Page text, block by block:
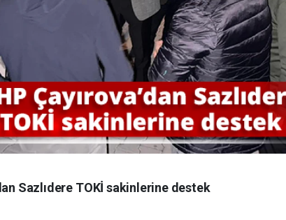
Sazlıdere TOKİ sakinlerine destek